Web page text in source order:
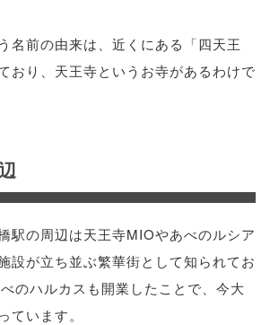
名前の由来は、近くにある「四天王
おり、天王寺というお寺があるわけで
駅の周辺は天王寺MIOやあべのルシア
設が立ち並ぶ繁華街として知られてお
のハルカスも開業したことで、今大
ています。